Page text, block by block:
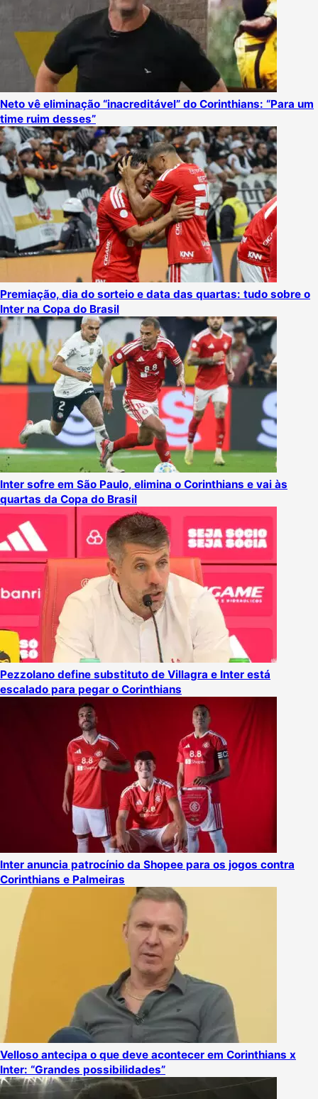
Neto vê eliminação “inacreditável” do Corinthians: “Para um
time ruim desses”
Premiação, dia do sorteio e data das quartas: tudo sobre o
Inter na Copa do Brasil
Inter sofre em São Paulo, elimina o Corinthians e vai às
quartas da Copa do Brasil
Pezzolano define substituto de Villagra e Inter está
escalado para pegar o Corinthians
Inter anuncia patrocínio da Shopee para os jogos contra
Corinthians e Palmeiras
Velloso antecipa o que deve acontecer em Corinthians x
Inter: “Grandes possibilidades”